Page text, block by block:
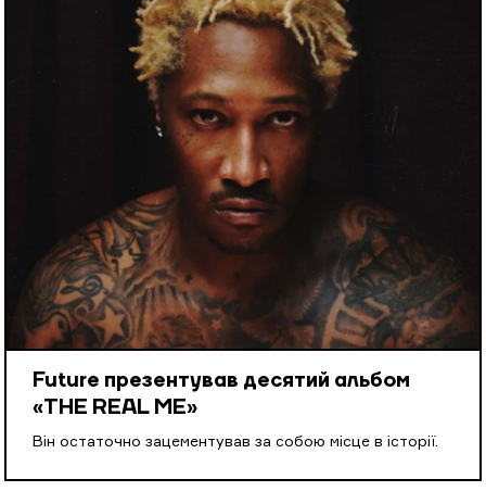
Future презентував десятий альбом
«THE REAL ME»
Він остаточно зацементував за собою місце в історії.